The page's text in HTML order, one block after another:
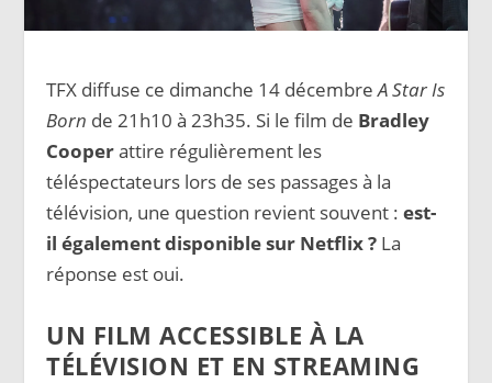
TFX diffuse ce dimanche 14 décembreA Star Is
Born de 21h10 à 23h35. Si le film de Bradley
Cooperattire régulièrement les
téléspectateurs lors de ses passages à la
télévision, une question revient souvent :est-
il également disponible sur Netflix ? La
réponse est oui.
UN FILM ACCESSIBLE À LA
TÉLÉVISION ET EN STREAMING